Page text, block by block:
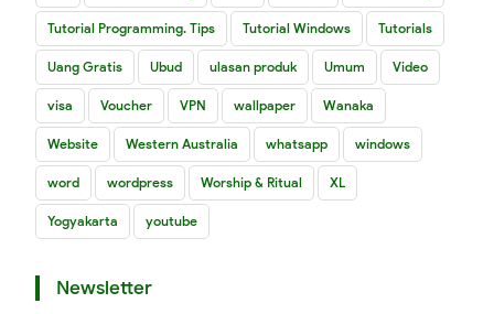
Tutorial Programming. Tips Tutorial Windows Tutorials
Uang Gratis Ubud ulasan produk Umum Video
visa Voucher VPN wallpaper Wanaka
Website Western Australia whatsapp windows
word wordpress Worship & Ritual XL
Yogyakarta youtube
Newsletter